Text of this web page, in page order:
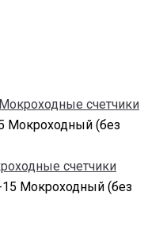
Мокроходные счетчики
Мокроходный (без
счетчики
Мокроходный (без